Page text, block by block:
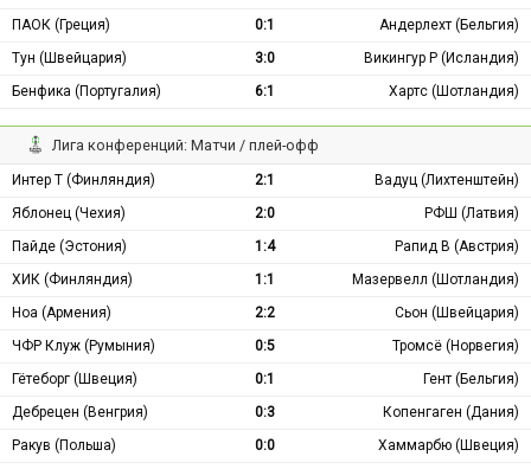
ПАОК (Греция)
0:1
Андерлехт (Бельгия)
Тун (Швейцария)
3:0
Викингур Р (Исландия)
Бенфика (Португалия)
6:1 Хартс (Шотландия)
Лига конференций: Матчи / плей-офф
Интер Т (Финляндия) 2:1
Вадуц (Лихтенштейн)
Яблонец (Чехия)
2:0
РФШ (Латвия)
Пайде (Эстония)
1:4
Рапид В (Австрия)
ХИК (Финляндия)
1:1
Мазервелл (Шотландия)
Ноа (Армения)
2:2
Сьон (Швейцария)
ЧФР Клуж (Румыния)
0:5
Тромсё (Норвегия)
Гётеборг (Швеция)
0:1
Гент (Бельгия)
Дебрецен (Венгрия)
0:3
Копенгаген (Дания)
Ракув (Польша)
0:0
Хаммарбю (Швеция)